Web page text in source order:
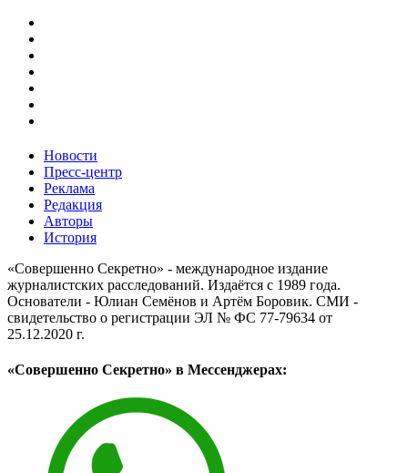
Новости
Пресс-центр
Реклама
Редакция
Авторы
История
«Совершенно Секретно» - международное издание
журналистских расследований. Издаётся с 1989 года.
Основатели - Юлиан Семёнов и Артём Боровик. CМИ -
свидетельство о регистрации ЭЛ № ФС 77-79634 от
25.12.2020 г.
«Совершенно Секретно» в Мессенджерах: